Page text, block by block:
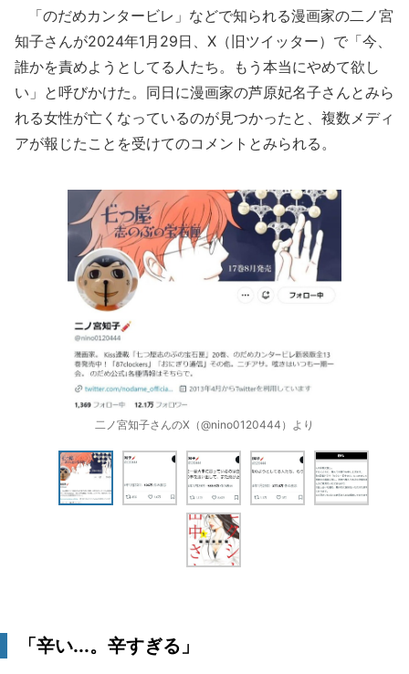
「のだめカンタービレ」などで知られる漫画家の二ノ宮
知子さんが2024年1月29日、X（旧ツイッター）で「今、
誰かを責めようとしてる人たち。もう本当にやめて欲し
い」と呼びかけた。同日に漫画家の芦原妃名子さんとみら
れる女性が亡くなっているのが見つかったと、複数メディ
アが報じたことを受けてのコメントとみられる。
二ノ宮知子さんのX（@nino0120444）より
「辛い...。辛すぎる」